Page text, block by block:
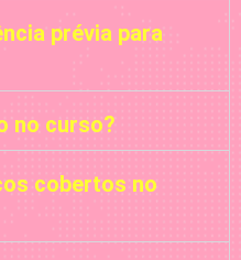
prévia para
no curso?
cobertos no